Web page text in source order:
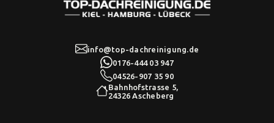
info@top-dachreinigung.de
0176-444 03 947
04526-907 35 90
Bahnhofstrasse 5,
24326 Ascheberg